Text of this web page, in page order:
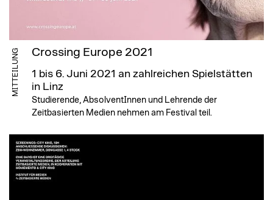
MITTEILUNG Crossing Europe 2021
1 bis 6. Juni 2021 an zahlreichen Spielstätten
in Linz
Studierende, AbsolventInnen und Lehrende der
Zeitbasierten Medien nehmen am Festival teil.